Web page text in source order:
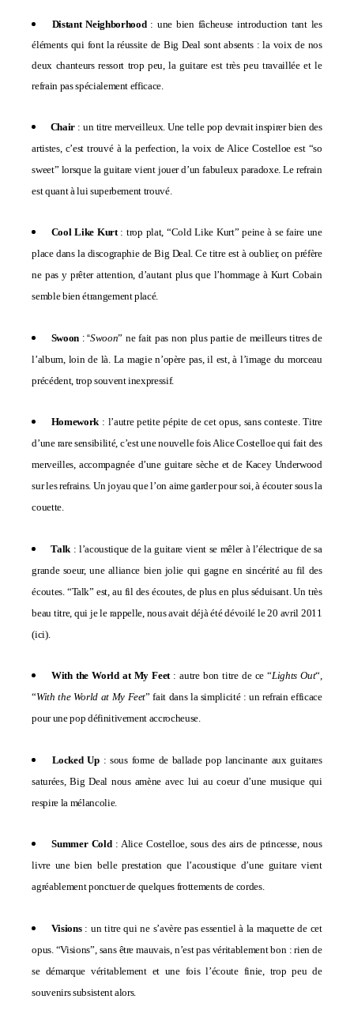
Distant Neighborhood: une bien fâcheuse introduction tant les
éléments qui font la réussite de Big Deal sont absents : la voix de nos
deux chanteurs ressort trop peu, la guitare est très peu travaillée et le
refrain pas spécialement efficace.
Chair : un titre merveilleux . Une telle pop devrait inspirer bien des
artistes, c’est trouvé à la perfection, la voix de Alice Costelloeest “so
sweet” lorsque la guitare vient jouer d’un fabuleux paradoxe. Le refrain
est quant à lui superbement trouvé.
Cool Like Kurt: trop plat, “Cold Like Kurt” peine à se faire une
place dans la discographie de Big Deal. Ce titre est à oublier, on préfère
ne pas y prêter attention, d’autant plus que l’hommage à Kurt Cobain
semble bien étrangement placé.
Swoon: “Swoon” ne fait pas non plus partie de meilleurs titres de
l’album, loin de là. La magie n’opère pas, il est, à l’image du morceau
précédent, trop souvent inexpressif.
Homework: l’autre petite pépite de cet opus, sans conteste.Titre
d’une rare sensibilité, c’est une nouvelle foisAlice Costelloequi fait des
merveilles, accompagnée d’une guitare sèche et deKacey Underwood
sur les refrains. Un joyau que l’on aime garder pour soi, à écouter sous la
couette.
Talk: l’acoustique de la guitare vient se mêler à l’électrique de sa
grande soeur, une alliance bien jolie qui gagne en sincérité au fil des
écoutes. “Talk” est, au fil des écoutes, de plus en plus séduisant. Un très
beau titre, qui je le rappelle, nous avait déjà été dévoilé le 20 avril 2011
(ici).
With the World at My Feet: autre bon titre de ce “Lights Out“,
“With the World at My Feet” fait dans la simplicité : un refrain efficace
pour une pop définitivement accrocheuse.
Locked Up: sous forme de ballade pop lancinante aux guitares
saturées, Big Deal nous amène avec lui au coeur d’une musique qui
respire la mélancolie.
Summer Cold:Alice Costelloe, sous des airs de princesse, nous
livre une bien belle prestation que l’acoustique d’une guitare vient
agréablement ponctuer de quelques frottements de cordes.
Visions: un titre qui ne s’avère pas essentiel à la maquette de cet
opus. “Visions”, sans être mauvais, n’est pas véritablement bon : rien de
se démarque véritablement et une fois l’écoute finie, trop peu de
souvenirs subsistent alors.